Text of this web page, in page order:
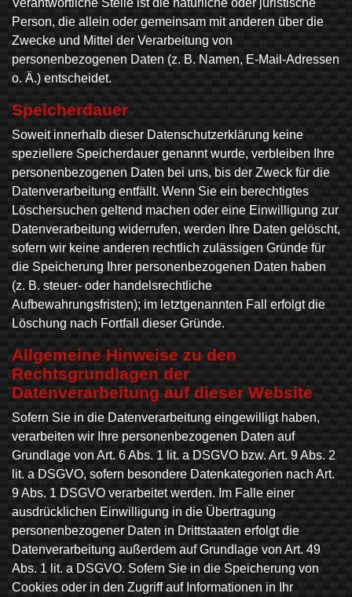
Verantwortliche Stelle ist die natürliche oder juristische
Person, die allein oder gemeinsam mit anderen über die
Zwecke und Mittel der Verarbeitung von
personenbezogenen Daten (z. B. Namen, E-Mail-Adressen
o. Ä.) entscheidet.
Speicherdauer
Soweit innerhalb dieser Datenschutzerklärung keine
speziellere Speicherdauer genannt wurde, verbleiben Ihre
personenbezogenen Daten bei uns, bis der Zweck für die
Datenverarbeitung entfällt. Wenn Sie ein berechtigtes
Löschersuchen geltend machen oder eine Einwilligung zur
Datenverarbeitung widerrufen, werden Ihre Daten gelöscht,
sofern wir keine anderen rechtlich zulässigen Gründe für
die Speicherung Ihrer personenbezogenen Daten haben
(z. B. steuer- oder handelsrechtliche
Aufbewahrungsfristen); im letztgenannten Fall erfolgt die
Löschung nach Fortfall dieser Gründe.
Allgemeine Hinweise zu den
Rechtsgrundlagen der
Datenverarbeitung auf dieser Website
Sofern Sie in die Datenverarbeitung eingewilligt haben,
verarbeiten wir Ihre personenbezogenen Daten auf
Grundlage von Art. 6 Abs. 1 lit. a DSGVO bzw. Art. 9 Abs. 2
lit. a DSGVO, sofern besondere Datenkategorien nach Art.
9 Abs. 1 DSGVO verarbeitet werden. Im Falle einer
ausdrücklichen Einwilligung in die Übertragung
personenbezogener Daten in Drittstaaten erfolgt die
Datenverarbeitung außerdem auf Grundlage von Art. 49
Abs. 1 lit. a DSGVO. Sofern Sie in die Speicherung von
Cookies oder in den Zugriff auf Informationen in Ihr